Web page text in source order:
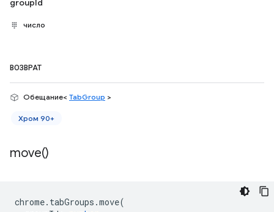
groupId
число
ВОЗВРАТ
Обещание< TabGroup >
Хром 90+
move()
chrome. tabGroups .move(